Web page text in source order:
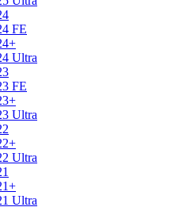
FE
Ultra
FE
Ultra
Ultra
Ultra